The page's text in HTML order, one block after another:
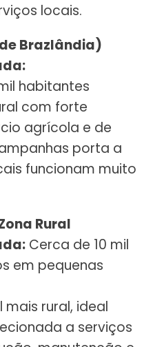
locais.
Brazlândia)
habitantes
com forte
agrícola e de
porta a
funcionam muito
Rural
Cerca de 10 mil
em pequenas
mais rural, ideal
a serviços